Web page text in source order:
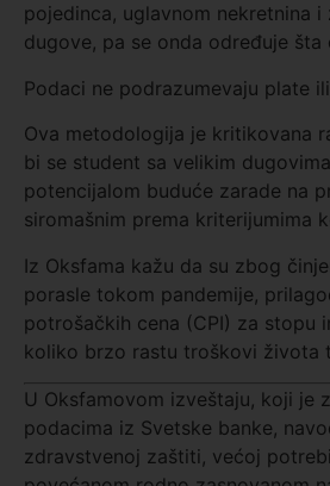
pojedinca, uglavnom nekretnina i
dugove, pa se onda određuje šta
Podaci ne podrazumevaju plate
Ova metodologija je kritikovana
bi se student sa velikim
potencijalom buduće zarade na
siromašnim prema kriterijumima
Iz Oksfama kažu da su zbog
porasle tokom pandemije,
potrošačkih cena (CPI) za stopu
koliko brzo rastu troškovi života
U Oksfamovom izveštaju, koji je
podacima iz Svetske banke,
zdravstvenoj zaštiti, većoj